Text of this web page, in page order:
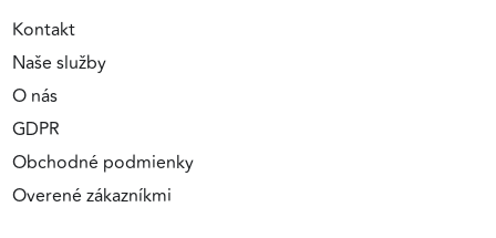
Kontakt
Naše služby
O nás
GDPR
Obchodné podmienky
Overené zákazníkmi